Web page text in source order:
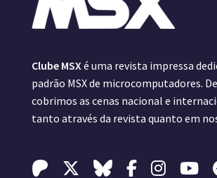
Clube MSX é uma revista impressa
padrão MSX de microcomputadores.
cobrimos as cenas nacional e
tanto através da revista quanto em